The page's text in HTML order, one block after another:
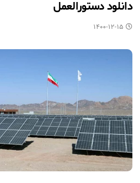
دانلود دستورالعمل
۱۴۰۰-۱۲-۱۵